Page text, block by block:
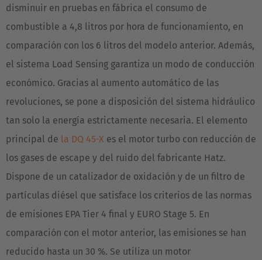
disminuir en pruebas en fábrica el consumo de
combustible a 4,8 litros por hora de funcionamiento, en
comparación con los 6 litros del modelo anterior. Además,
el sistema Load Sensing garantiza un modo de conducción
económico. Gracias al aumento automático de las
revoluciones, se pone a disposición del sistema hidráulico
tan solo la energía estrictamente necesaria. El elemento
principal de la DQ 45-X es el motor turbo con reducción de
los gases de escape y del ruido del fabricante Hatz.
Dispone de un catalizador de oxidación y de un filtro de
partículas diésel que satisface los criterios de las normas
de emisiones EPA Tier 4 final y EURO Stage 5. En
comparación con el motor anterior, las emisiones se han
reducido hasta un 30 %. Se utiliza un motor